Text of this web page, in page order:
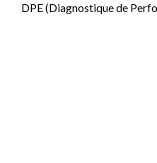
DPE (Diagnostique de